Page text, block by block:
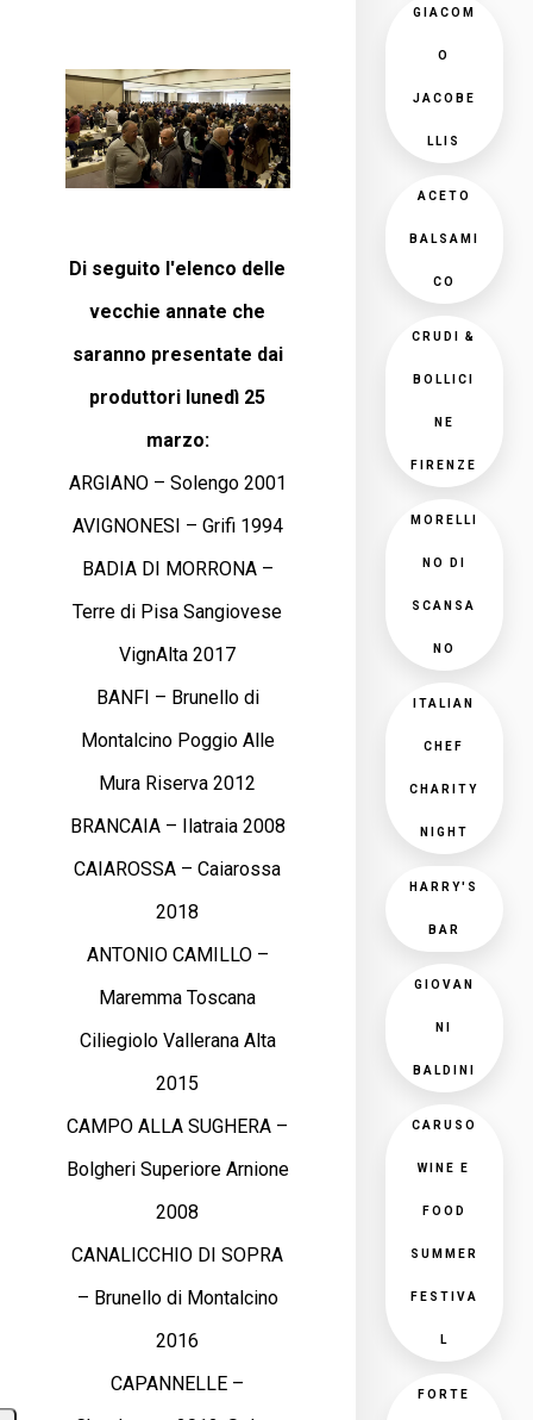
Di seguito l'elenco delle
vecchie annate che
saranno presentate dai
produttori lunedì 25
marzo:
ARGIANO – Solengo 2001
AVIGNONESI – Grifi 1994
BADIA DI MORRONA –
Terre di Pisa Sangiovese
VignAlta 2017
BANFI – Brunello di
Montalcino Poggio Alle
Mura Riserva 2012
BRANCAIA – Ilatraia 2008
CAIAROSSA – Caiarossa
2018
ANTONIO CAMILLO –
Maremma Toscana
Ciliegiolo Vallerana Alta
2015
CAMPO ALLA SUGHERA –
Bolgheri Superiore Arnione
2008
CANALICCHIO DI SOPRA
– Brunello di Montalcino
2016
CAPANNELLE –
GIACOM
O
JACOBE
LLIS
ACETO
BALSAMI
CO
CRUDI &
BOLLICI
NE
FIRENZE
MORELLI
NO DI
SCANSA
NO
ITALIAN
CHEF
CHARITY
NIGHT
HARRY'S
BAR
GIOVAN
NI
BALDINI
CARUSO
WINE E
FOOD
SUMMER
FESTIVA
L
FORTE